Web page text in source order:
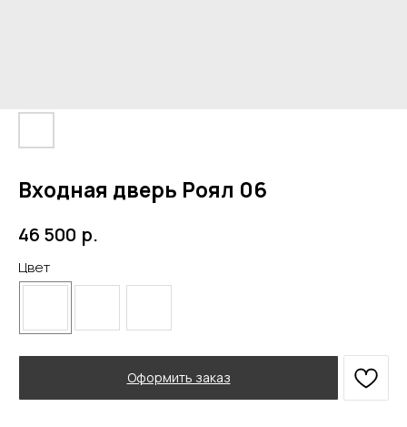
Входная дверь Роял 06
46 500 р.
Цвет
Оформить заказ